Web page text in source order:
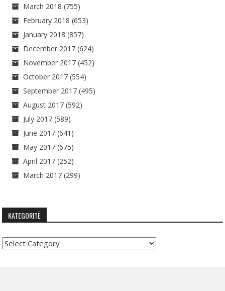
March 2018 (755)
February 2018 (653)
January 2018 (857)
December 2017 (624)
November 2017 (452)
October 2017 (554)
September 2017 (495)
August 2017 (592)
July 2017 (589)
June 2017 (641)
May 2017 (675)
April 2017 (252)
March 2017 (299)
KATEGORITË
Kategoritë